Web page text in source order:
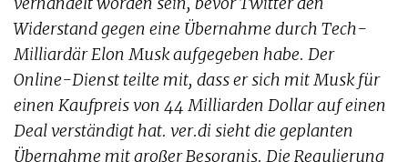
Widerstand gegen eine Übernahme durch Tech-
Milliardär Elon Musk aufgegeben habe. Der
Online-Dienst teilte mit, dass er sich mit Musk für
einen Kaufpreis von 44 Milliarden Dollar auf einen
Deal verständigt hat. ver.di sieht die geplanten
Übernahme mit großer Besorgnis. Die Regulierung